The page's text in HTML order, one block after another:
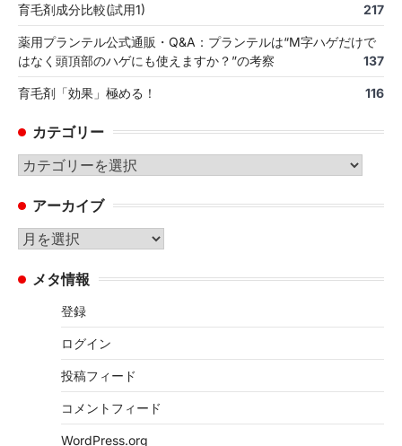
育毛剤成分比較(試用1) 217
薬用プランテル公式通販・Q&A：プランテルは“M字ハゲだけで
はなく頭頂部のハゲにも使えますか？”の考察
137
育毛剤「効果」極める！ 116
カテゴリー
カ
ゴ
リ
ー
アーカイブ
ア
カ メタ情報
登録
ログイン
投稿フィード
コメントフィード
WordPress.org